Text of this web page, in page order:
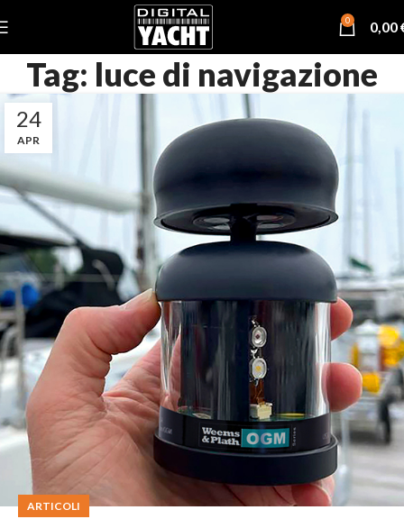
0 0,00
Tag: luce di navigazione
24
APR
ARTICOLI